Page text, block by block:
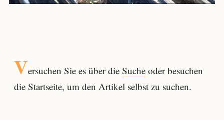
Versuchen Sie es über die Sucheoder besuchen
die Startseite, um den Artikel selbst zu suchen.